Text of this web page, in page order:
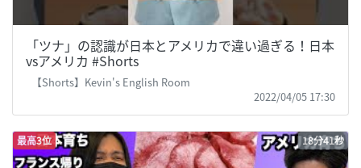
「ツナ」の認識が日本とアメリカで違い過ぎる！日本
vsアメリカ #Shorts
【Shorts】Kevin's English Room
2022/04/05 17:30
最高3位 18分41秒